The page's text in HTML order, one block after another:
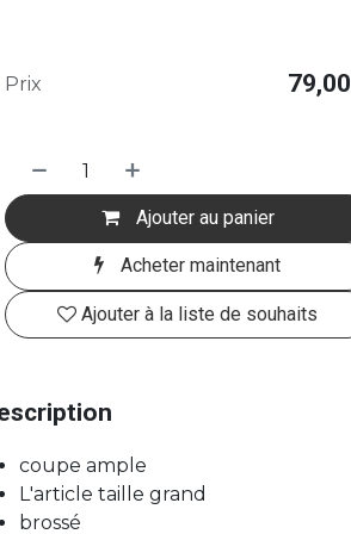
Ajouter au panier
Acheter maintenant
Ajouter à la liste de souhaits
Prix 79,00
coupe ample
L'article taille grand
brossé